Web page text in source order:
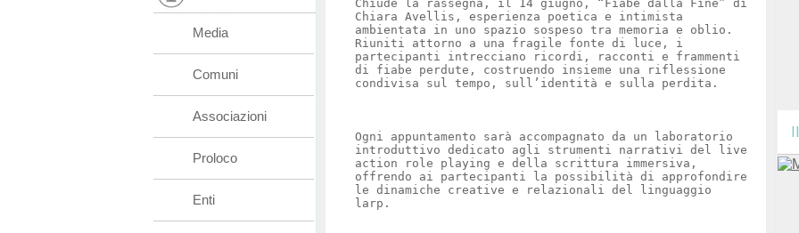
Chiude la rassegna, il 14 giugno, “Fiabe dalla Fine” di
Chiara Avellis, esperienza poetica e intimista
ambientata in uno spazio sospeso tra memoria e oblio.
Riuniti attorno a una fragile fonte di luce, i
partecipanti intrecciano ricordi, racconti e frammenti
di fiabe perdute, costruendo insieme una riflessione
condivisa sul tempo, sull’identità e sulla perdita.
Ogni appuntamento sarà accompagnato da un laboratorio
introduttivo dedicato agli strumenti narrativi del live
action role playing e della scrittura immersiva,
offrendo ai partecipanti la possibilità di approfondire
le dinamiche creative e relazionali del linguaggio
larp.
Media
Comuni
Associazioni
Proloco
Enti